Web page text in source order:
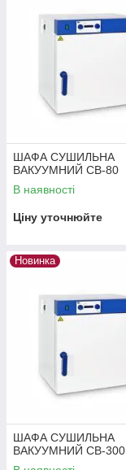
ШАФА СУШИЛЬНА
ВАКУУМНИЙ СВ-80
В наявності
Ціну уточнюйте
Новинка
ШАФА СУШИЛЬНА
ВАКУУМНИЙ СВ-300